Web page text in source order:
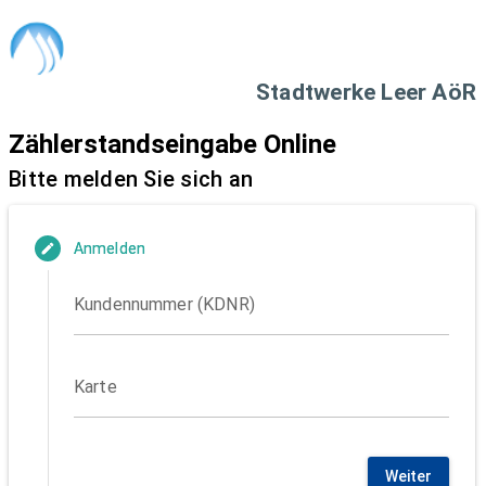
Stadtwerke Leer AöR
Zählerstandseingabe Online
Bitte melden Sie sich an
edit Anmelden
Kundennummer (KDNR)
Karte
Weiter